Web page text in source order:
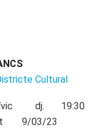
Cultural
dj.
9/03/23
19:30